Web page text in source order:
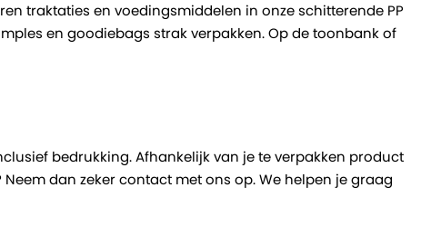
traktaties en voedingsmiddelen in onze schitterende PP
en goodiebags strak verpakken. Op de toonbank of
bedrukking. Afhankelijk van je te verpakken product
dan zeker contact met ons op. We helpen je graag